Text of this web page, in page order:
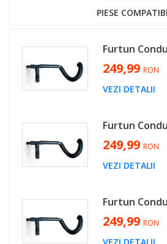
PIESE
249,99 RON
VEZI DETALII
249,99 RON
VEZI DETALII
249,99 RON